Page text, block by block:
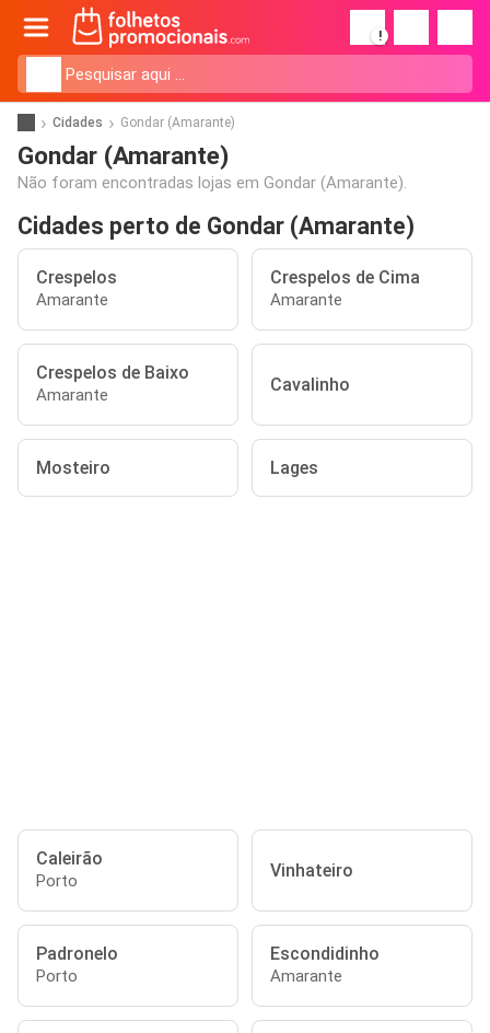
!
Cidades Gondar (Amarante)
Gondar (Amarante)
Não foram encontradas lojas em Gondar (Amarante).
Cidades perto de Gondar (Amarante)
Crespelos
Amarante
Crespelos de Cima
Amarante
Crespelos de Baixo
Amarante Cavalinho
Mosteiro Lages
Caleirão
Porto Vinhateiro
Padronelo
Porto
Escondidinho
Amarante